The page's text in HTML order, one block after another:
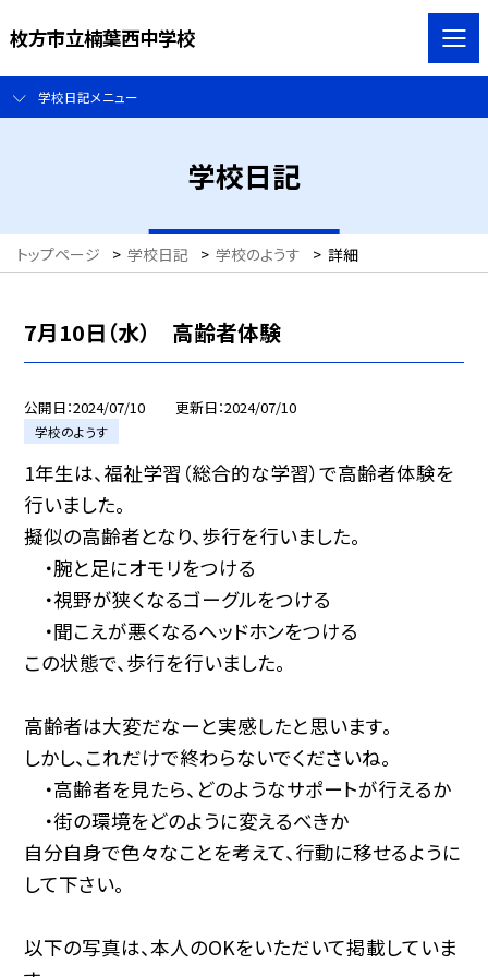
枚方市立楠葉西中学校
学校日記メニュー
学校日記
トップページ > 学校日記 > 学校のようす > 詳細
7月10日（水） 高齢者体験
公開日 2024/07/10 更新日 2024/07/10
学校のようす
1年生は、福祉学習（総合的な学習）で高齢者体験を
行いました。
擬似の高齢者となり、歩行を行いました。
・腕と足にオモリをつける
・視野が狭くなるゴーグルをつける
・聞こえが悪くなるヘッドホンをつける
この状態で、歩行を行いました。
高齢者は大変だなーと実感したと思います。
しかし、これだけで終わらないでくださいね。
・高齢者を見たら、どのようなサポートが行えるか
・街の環境をどのように変えるべきか
自分自身で色々なことを考えて、行動に移せるように
して下さい。
以下の写真は、本人のOKをいただいて掲載していま